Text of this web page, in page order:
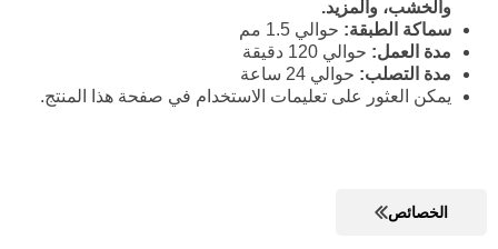
والخشب، والمزيد.
سماكة الطبقة: حوالي 1.5 مم
مدة العمل: حوالي 120 دقيقة
مدة التصلب: حوالي 24 ساعة
يمكن العثور على تعليمات الاستخدام في صفحة هذا المنتج.
الخصائص